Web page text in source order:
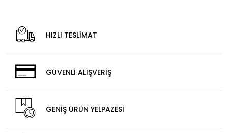
HIZLI TESLİMAT
GÜVENLİ ALIŞVERİŞ
GENİŞ ÜRÜN YELPAZESİ